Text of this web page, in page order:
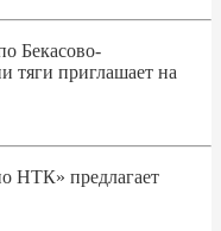
Бекасово-
тяги приглашает на
НТК» предлагает